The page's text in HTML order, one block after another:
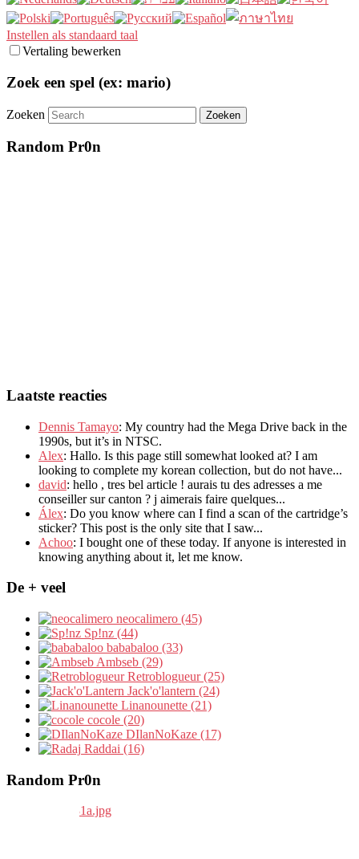
Instellen als standaard taal
Vertaling bewerken
Zoek een spel (ex: mario)
Zoeken
Random Pr0n
Laatste reacties
Dennis Tamayo: My country had the Mega Drive back in the
1990s, but it’s in NTSC.
Alex: Hallo. Is this page still somewhat looked at? I am
looking to complete my korean collection, but do not have...
david: hello , tres bel article ! aurais tu des adresses a me
conseiller sur canton ? j aimerais faire quelques...
Álex: Do you know where can I find a scan of the cartridge’s
sticker? This post is the only site that I saw...
Achoo: I bought one of these today. If anyone is interested in
knowing anything about it, let me know.
De + veel
neocalimero (45)
Sp!nz (44)
bababaloo (33)
Ambseb (29)
Retroblogueur (25)
Jack'o'lantern (24)
Linanounette (21)
cocole (20)
DIlanNoKaze (17)
Raddai (16)
Random Pr0n